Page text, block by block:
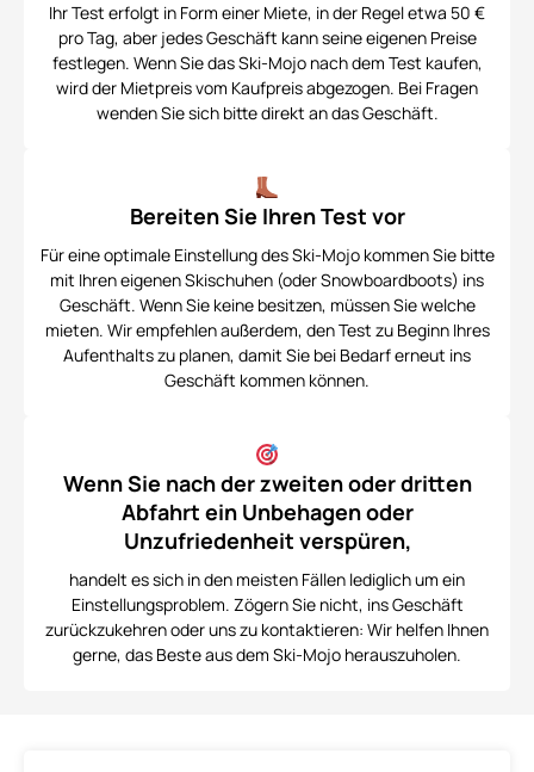
Ihr Test erfolgt in Form einer Miete, in der Regel etwa 50 €
pro Tag, aber jedes Geschäft kann seine eigenen Preise
festlegen. Wenn Sie das Ski-Mojo nach dem Test kaufen,
wird der Mietpreis vom Kaufpreis abgezogen. Bei Fragen
wenden Sie sich bitte direkt an das Geschäft.
Bereiten Sie Ihren Test vor
Für eine optimale Einstellung des Ski-Mojo kommen Sie bitte
mit Ihren eigenen Skischuhen (oder Snowboardboots) ins
Geschäft. Wenn Sie keine besitzen, müssen Sie welche
mieten. Wir empfehlen außerdem, den Test zu Beginn Ihres
Aufenthalts zu planen, damit Sie bei Bedarf erneut ins
Geschäft kommen können.
Wenn Sie nach der zweiten oder dritten
Abfahrt ein Unbehagen oder
Unzufriedenheit verspüren,
handelt es sich in den meisten Fällen lediglich um ein
Einstellungsproblem. Zögern Sie nicht, ins Geschäft
zurückzukehren oder uns zu kontaktieren: Wir helfen Ihnen
gerne, das Beste aus dem Ski-Mojo herauszuholen.